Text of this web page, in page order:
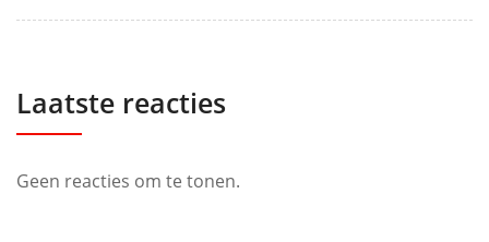
Laatste reacties
Geen reacties om te tonen.